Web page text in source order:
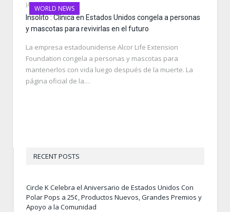
WORLD NEWS
JANUARY 19, 2022
Insolito : Clínica en Estados Unidos congela a personas
y mascotas para revivirlas en el futuro
La empresa estadounidense Alcor Life Extension
Foundation congela a personas y mascotas para
mantenerlos con vida luego después de la muerte. La
página oficial de la…
RECENT POSTS
Circle K Celebra el Aniversario de Estados Unidos Con
Polar Pops a 25¢, Productos Nuevos, Grandes Premios y
Apoyo a la Comunidad